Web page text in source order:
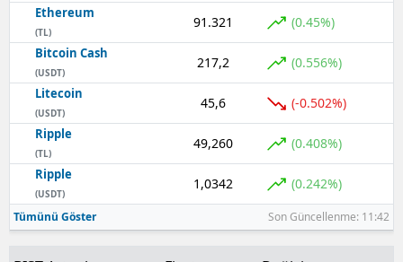
Van
Yozgat
Zonguldak
Aksaray
Bayburt
Karaman
Ethereum
(TL)
91.321 (0.45%)
Bitcoin Cash
(USDT)
217,2 (0.556%)
Litecoin
(USDT)
45,6 (-0.502%)
Ripple
(TL)
49,260 (0.408%)
Ripple
(USDT)
1,0342 (0.242%)
Tümünü Göster Son Güncellenme: 11:42